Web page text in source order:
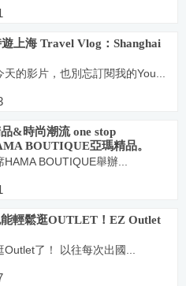
上海 Travel Vlog：Shanghai
的影片，也別忘訂閱我的You...
&時尚潮流 one stop
BOUTIQUE亞瑪精品。
HAMA BOUTIQUE舉辦...
輕鬆逛OUTLET！EZ Outlet
Outlet了！ 以往每次出國...